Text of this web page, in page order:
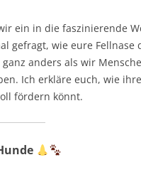
OBERÖSTERREICH
SALZBURG
STEIERMARK
TIROL
VORARLBERG
ein in die faszinierende
gefragt, wie eure Fellnase
anders als wir
Ich erkläre euch, wie
fördern könnt.